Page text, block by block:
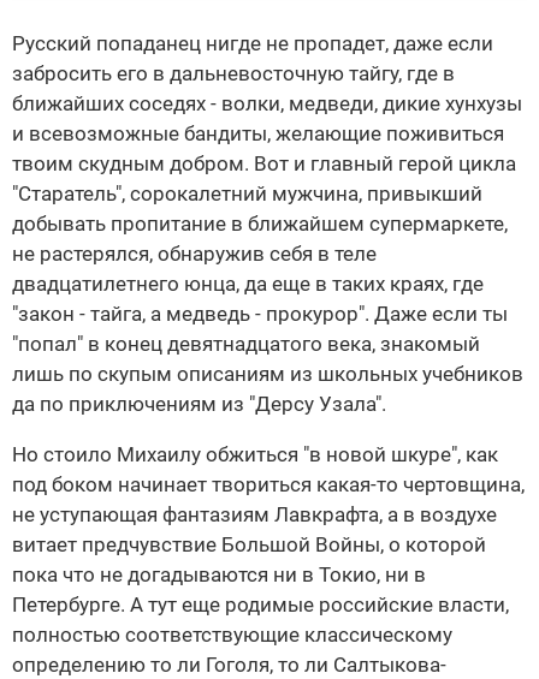
Русский попаданец нигде не пропадет, даже если
забросить его в дальневосточную тайгу, где в
ближайших соседях - волки, медведи, дикие хунхузы
и всевозможные бандиты, желающие поживиться
твоим скудным добром. Вот и главный герой цикла
"Старатель", сорокалетний мужчина, привыкший
добывать пропитание в ближайшем супермаркете,
не растерялся, обнаружив себя в теле
двадцатилетнего юнца, да еще в таких краях, где
"закон - тайга, а медведь - прокурор". Даже если ты
"попал" в конец девятнадцатого века, знакомый
лишь по скупым описаниям из школьных учебников
да по приключениям из "Дерсу Узала".
Но стоило Михаилу обжиться "в новой шкуре", как
под боком начинает твориться какая-то чертовщина,
не уступающая фантазиям Лавкрафта, а в воздухе
витает предчувствие Большой Войны, о которой
пока что не догадываются ни в Токио, ни в
Петербурге. А тут еще родимые российские власти,
полностью соответствующие классическому
определению то ли Гоголя, то ли Салтыкова-